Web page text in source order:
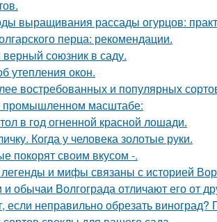
выращивания рассады огурцов:
перца: рекомендации.
союзник в саду.
утепления окон.
востребованных и популярных
промышленном масштабе:
в год огненной красной лошади.
Когда у человека золотые руки.
покорят своим вкусом -.
и мифы связаны с историей
и обычаи Волгограда отличают его от
если неправильно обрезать виноград?